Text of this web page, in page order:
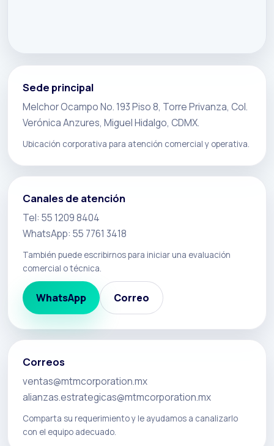
Sede principal
Melchor Ocampo No. 193 Piso 8, Torre Privanza, Col.
Verónica Anzures, Miguel Hidalgo, CDMX.
Ubicación corporativa para atención comercial y operativa.
Canales de atención
Tel: 55 1209 8404
WhatsApp: 55 7761 3418
También puede escribirnos para iniciar una evaluación
comercial o técnica.
WhatsApp Correo
Correos
ventas@mtmcorporation.mx
alianzas.estrategicas@mtmcorporation.mx
Comparta su requerimiento y le ayudamos a canalizarlo
con el equipo adecuado.